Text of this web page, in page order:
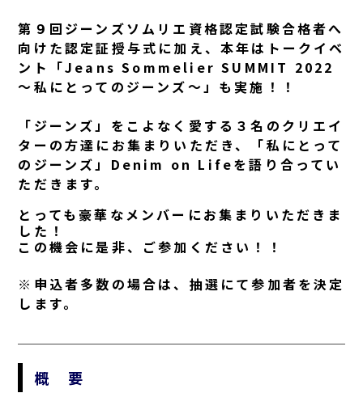
第９回ジーンズソムリエ資格認定試験合格者へ
向けた認定証授与式に加え、本年はトークイベ
ント「Jeans Sommelier SUMMIT 2022
～私にとってのジーンズ～」も実施！！
「ジーンズ」をこよなく愛する３名のクリエイ
ターの方達にお集まりいただき、「私にとって
のジーンズ」Denim on Lifeを語り合ってい
ただきます。
とっても豪華なメンバーにお集まりいただきま
した！
この機会に是非、ご参加ください！！
※申込者多数の場合は、抽選にて参加者を決定
します。
概 要